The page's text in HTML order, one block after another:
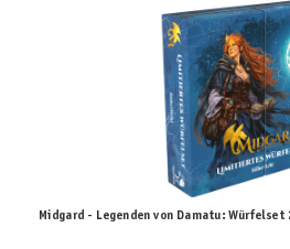
Midgard - Legenden von Damatu: